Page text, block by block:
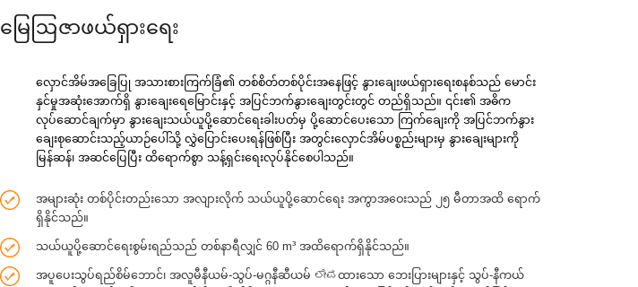
မြေဩဇာဖယ်ရှားရေး
လှောင်အိမ်အခြေပြု အသားစားကြက်ခြံ၏ တစ်စိတ်တစ်ပိုင်းအနေဖြင့် နွားချေးဖယ်ရှားရေးစနစ်သည် မောင်း
နှင်မှုအဆုံးအောက်ရှိ နွားချေးရေမြောင်းနှင့် အပြင်ဘက်နွားချေးတွင်းတွင် တည်ရှိသည်။ ၎င်း၏ အဓိက
လုပ်ဆောင်ချက်မှာ နွားချေးသယ်ယူပို့ဆောင်ရေးခါးပတ်မှ ပို့ဆောင်ပေးသော ကြက်ချေးကို အပြင်ဘက်နွား
ချေးစုဆောင်းသည့်ယာဉ်ပေါ်သို့ လွှဲပြောင်းပေးရန်ဖြစ်ပြီး အတွင်းလှောင်အိမ်ပစ္စည်းများမှ နွားချေးများကို
မြန်ဆန်၊ အဆင်ပြေပြီး ထိရောက်စွာ သန့်ရှင်းရေးလုပ်နိုင်စေပါသည်။
အများဆုံး တစ်ပိုင်းတည်းသော အလျားလိုက် သယ်ယူပို့ဆောင်ရေး အကွာအဝေးသည် ၂၅ မီတာအထိ ရောက်
ရှိနိုင်သည်။
သယ်ယူပို့ဆောင်ရေးစွမ်းရည်သည် တစ်နာရီလျှင် 60 m³ အထိရောက်ရှိနိုင်သည်။
အပူပေးသွပ်ရည်စိမ်ဘောင်၊ အလူမီနီယမ်-သွပ်-မဂ္ဂနီဆီယမ် ಲೇಪထားသော ဘေးပြားများနှင့် သွပ်-နီကယ်